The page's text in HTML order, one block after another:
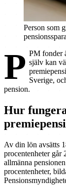
Person som
P PM fonder
själv kan
Sverige,
pension.
Hur
Av din lön avsätts
procentenheter går
allmänna
procentenheter,